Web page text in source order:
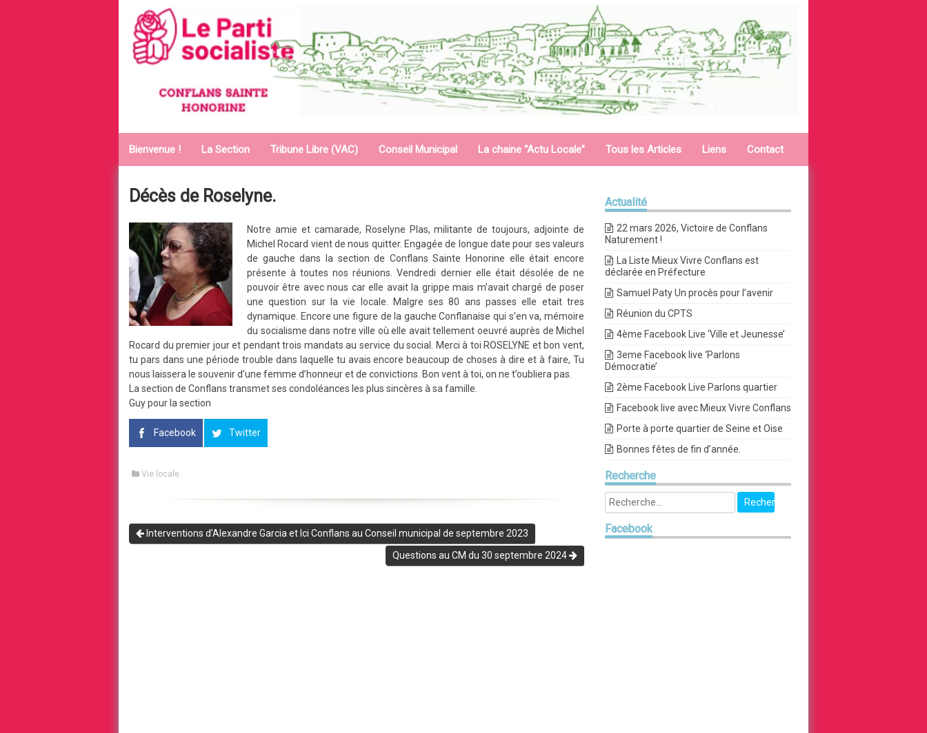
Bienvenue ! La Section Tribune Libre (VAC) Conseil Municipal La chaine “Actu Locale” Tous les Articles Liens Contact
Décès de Roselyne.
Notre amie et camarade, Roselyne Plas, militante de toujours, adjointe de
Michel Rocard vient de nous quitter. Engagée de longue date pour ses valeurs
de gauche dans la section de Conflans Sainte Honorine elle était encore
présente à toutes nos réunions. Vendredi dernier elle était désolée de ne
pouvoir être avec nous car elle avait la grippe mais m’avait chargé de poser
une question sur la vie locale. Malgre ses 80 ans passes elle etait tres
dynamique. Encore une figure de la gauche Conflanaise qui s’en va, mémoire
du socialisme dans notre ville où elle avait tellement oeuvré auprès de Michel
Rocard du premier jour et pendant trois mandats au service du social. Merci à toi ROSELYNE et bon vent,
tu pars dans une période trouble dans laquelle tu avais encore beaucoup de choses à dire et à faire, Tu
nous laissera le souvenir d’une femme d’honneur et de convictions. Bon vent à toi, on ne t’oubliera pas.
La section de Conflans transmet ses condoléances les plus sincères à sa famille.
Guy pour la section
Facebook Twitter
Vie locale
Interventions d’Alexandre Garcia et Ici Conflans au Conseil municipal de septembre 2023
Questions au CM du 30 septembre 2024
Actualité
22 mars 2026, Victoire de Conflans
Naturement !
La Liste Mieux Vivre Conflans est
déclarée en Préfecture
Samuel Paty Un procès pour l’avenir
Réunion du CPTS
4ème Facebook Live ‘Ville et Jeunesse’
3eme Facebook live ‘Parlons
Démocratie’
2ème Facebook Live Parlons quartier
Facebook live avec Mieux Vivre Conflans
Porte à porte quartier de Seine et Oise
Bonnes fêtes de fin d’année.
Recherche
Facebook